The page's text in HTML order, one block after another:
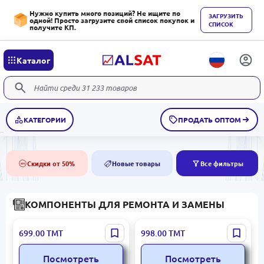
Нужно купить много позиций? Не ищите по
одной! Просто загрузите свой список покупок и
получите КП.
ЗАГРУЗИТЬ
СПИСОК
Каталог
КАТЕГОРИИ ПРОДАТЬ ОПТОМ
50% Скидки от 50% NEW Новые товары Все фильтры
КОМПОНЕНТЫ ДЛЯ РЕМОНТА И ЗАМЕНЫ
PSU TMA DK00000255 |
Запчасти для весов
версия 9V
699.00ТМТ
Посмотреть
CAS DK00000758 |
Печатающая головка для
весов CAS термосистема
998.00ТМТ
Посмотреть